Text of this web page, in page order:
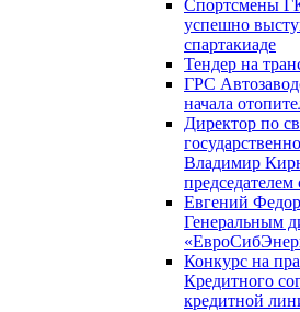
Спортсмены
успешно
спартакиаде
Тендер на
ГРС
начала
Директор по
Владимир
председателем
Евгений
Генеральным
Конкурс на
Кредитного
кредитной